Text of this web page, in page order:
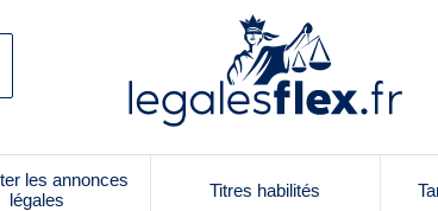
les annonces
légales
Titres habilités